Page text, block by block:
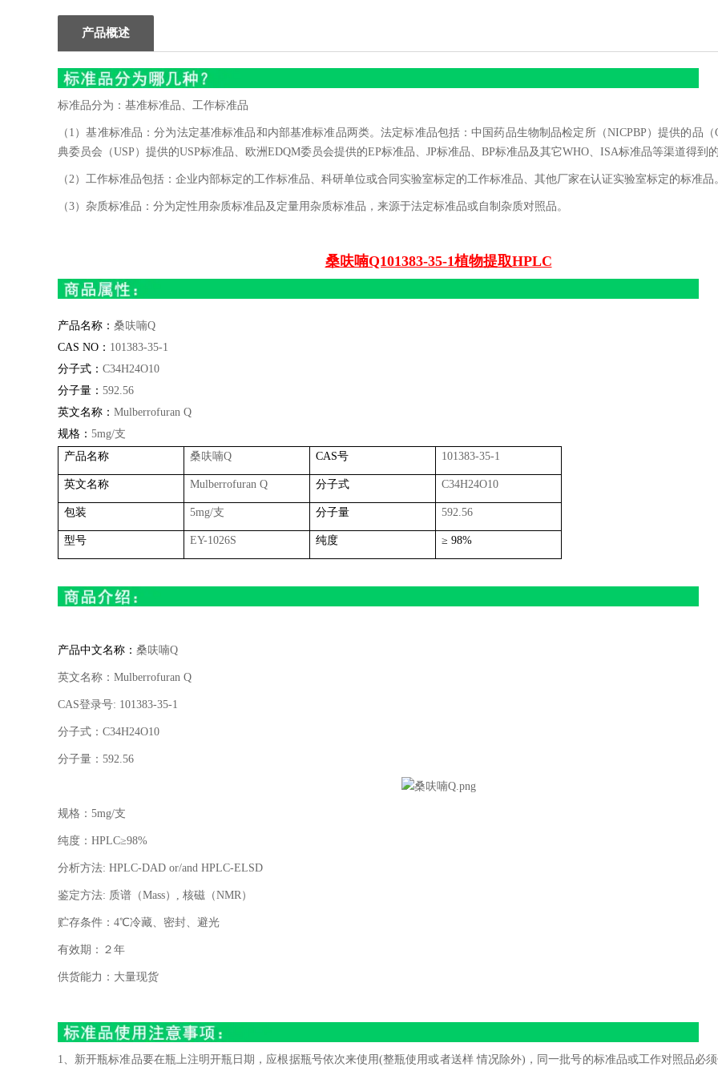
产品概述
标准品分为：基准标准品、工作标准品
（1）基准标准品：分为法定基准标准品和内部基准标准品两类。法定标准品包括：中国药品生物制品检定所（NICPBP）提供的品（
典委员会（USP）提供的USP标准品、欧洲EDQM委员会提供的EP标准品、JP标准品、BP标准品及其它WHO、ISA标准品等渠道得到的
（2）工作标准品包括：企业内部标定的工作标准品、科研单位或合同实验室标定的工作标准品、其他厂家在认证实验室标定的标准品
（3）杂质标准品：分为定性用杂质标准品及定量用杂质标准品，来源于法定标准品或自制杂质对照品。
桑呋喃Q101383-35-1植物提取HPLC
产品名称： 桑呋喃Q
CAS NO ： 101383-35-1
分子式： C34H24O10
分子量： 592.56
英文名称： Mulberrofuran Q
规格： 5mg/支
产品名称
桑呋喃Q CAS号 101383-35-1
英文名称 Mulberrofuran Q 分子式 C34H24O10
包装 5mg/支 分子量 592.56
型号 EY-1026S 纯度 ≥ 98%
产品中文名称： 桑呋喃Q
英文名称： Mulberrofuran Q
CAS登录号: 101383-35-1
分子式： C34H24O10
分子量： 592.56
规格： 5mg/支
纯度： HPLC≥98%
分析方法: HPLC-DAD or/and HPLC-ELSD
鉴定方法: 质谱（Mass） , 核磁（NMR）
贮存条件： 4℃冷藏、密封、避光
有效期：２年
供货能力：大量现货
1、新开瓶标准品要在瓶上注明开瓶日期，应根据瓶号依次来使用(整瓶使用或者送样 情况除外)，同一批号的标准品或工作对照品必